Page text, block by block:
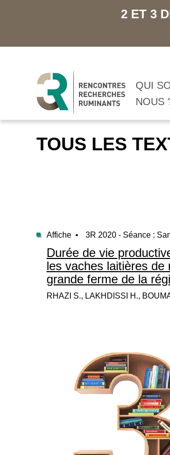
2 ET 3
QUI
NOUS
TOUS LES
Affiche • 3R 2020 - Séance :
Durée de vie
les vaches laitières
grande ferme de la
RHAZI S., LAKHDISSI H.,